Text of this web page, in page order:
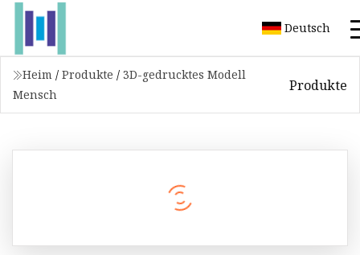
Deutsch
Heim / Produkte / 3D-gedrucktes Modell
Mensch
Produkte